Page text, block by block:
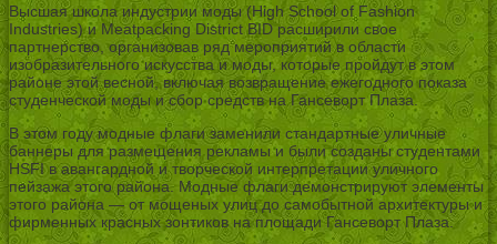
Высшая школа индустрии моды (High School of Fashion
Industries) и Meatpacking District BID расширили свое
партнерство, организовав ряд мероприятий в области
изобразительного искусства и моды, которые пройдут в этом
районе этой весной, включая возвращение ежегодного показа
студенческой моды и сбор средств на Гансеворт Плаза.
В этом году модные флаги заменили стандартные уличные
баннеры для размещения рекламы и были созданы студентами
HSFI в авангардной и творческой интерпретации уличного
пейзажа этого района. Модные флаги демонстрируют элементы
этого района — от мощеных улиц до самобытной архитектуры и
фирменных красных зонтиков на площади Гансеворт Плаза.